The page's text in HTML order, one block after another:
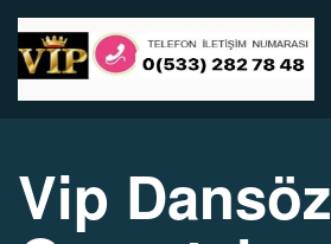
Vip Dansöz